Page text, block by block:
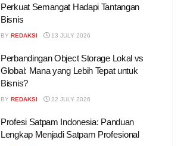
Perkuat Semangat Hadapi Tantangan
Bisnis
BY REDAKSI 13 JULY 2026
Perbandingan Object Storage Lokal vs
Global: Mana yang Lebih Tepat untuk
Bisnis?
BY REDAKSI 22 JULY 2026
Profesi Satpam Indonesia: Panduan
Lengkap Menjadi Satpam Profesional